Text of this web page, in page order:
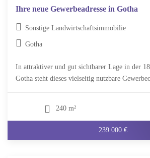
Ihre neue Gewerbeadresse in Gotha
Sonstige Landwirtschaftsimmobilie
Gotha
In attraktiver und gut sichtbarer Lage in der
Gotha steht dieses vielseitig nutzbare
240 m²
239.000 €